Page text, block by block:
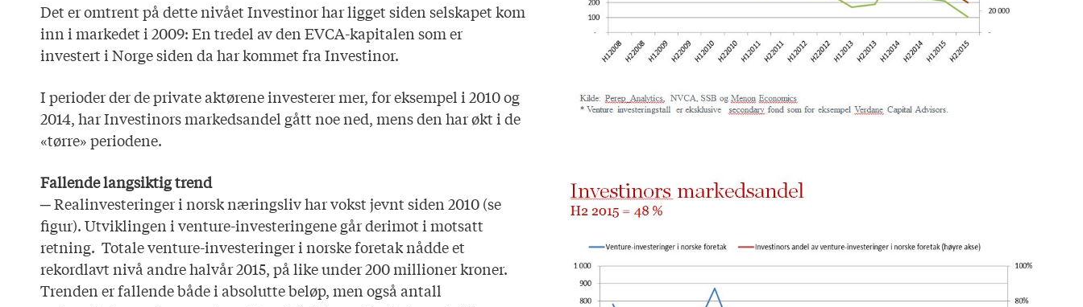
Det er omtrent på dette nivået Investinor har ligget siden selskapet kom
inn i markedet i 2009: En tredel av den EVCA-kapitalen som er
investert i Norge siden da har kommet fra Investinor.
I perioder der de private aktørene investerer mer, for eksempel i 2010 og
2014, har Investinors markedsandel gått noe ned, mens den har økt i de
«tørre» periodene.
Fallende langsiktig trend
─ Realinvesteringer i norsk næringsliv har vokst jevnt siden 2010 (se
figur). Utviklingen i venture-investeringene går derimot i motsatt
retning. Totale venture-investeringer i norske foretak nådde et
rekordlavt nivå andre halvår 2015, på like under 200 millioner kroner.
Trenden er fallende både i absolutte beløp, men også antall